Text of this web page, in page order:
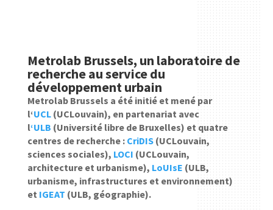
Metrolab Brussels, un laboratoire de
recherche au service du
développement urbain
Metrolab Brussels a été initié et mené par
l‘UCL(UCLouvain), en partenariat avec
l‘ULB (Université libre de Bruxelles) et quatre
centres de recherche : CriDIS(UCLouvain,
sciences sociales), LOCI (UCLouvain,
architecture et urbanisme), LoUIsE (ULB,
urbanisme, infrastructures et environnement)
et IGEAT (ULB, géographie).